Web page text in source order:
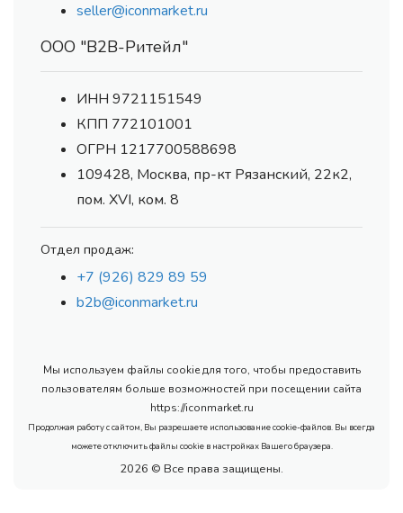
seller@iconmarket.ru
ООО "В2В-Ритейл"
ИНН 9721151549
КПП 772101001
ОГРН 1217700588698
109428, Москва, пр-кт Рязанский, 22к2,
пом. XVI, ком. 8
Отдел продаж:
+7 (926) 829 89 59
b2b@iconmarket.ru
Мы используем файлы cookie для того, чтобы предоставить
пользователям больше возможностей при посещении сайта
https://iconmarket.ru
Продолжая работу с сайтом, Вы разрешаете использование cookie-файлов. Вы всегда
можете отключить файлы cookie в настройках Вашего браузера.
2026 © Все права защищены.